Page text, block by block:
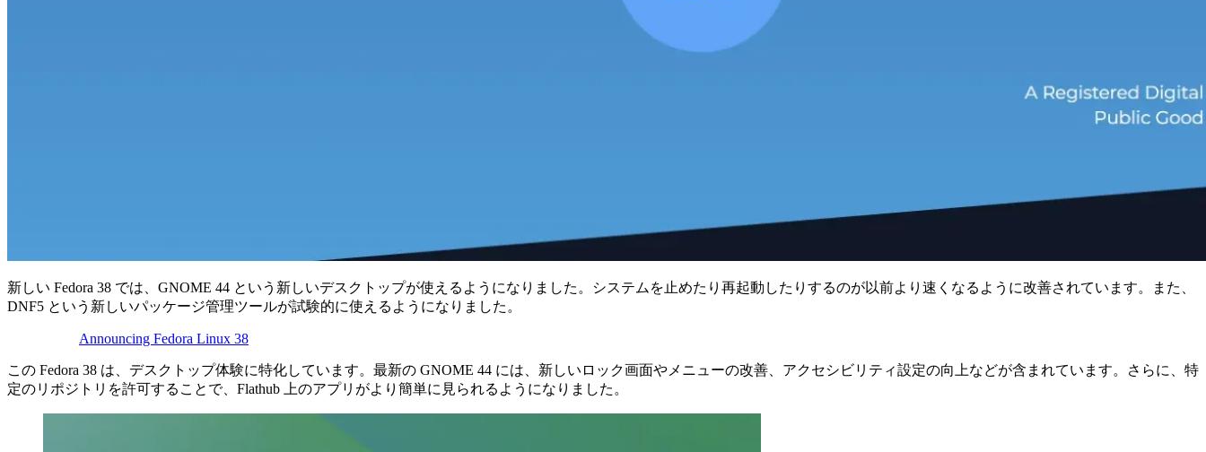
新しい Fedora 38 では、GNOME 44 という新しいデスクトップが使えるようになりました。システムを止めたり再起動したりするのが以前より速くなるように改善されています。また、
DNF5 という新しいパッケージ管理ツールが試験的に使えるようになりました。
Announcing Fedora Linux 38
この Fedora 38 は、デスクトップ体験に特化しています。最新の GNOME 44 には、新しいロック画面やメニューの改善、アクセシビリティ設定の向上などが含まれています。さらに、特
定のリポジトリを許可することで、Flathub 上のアプリがより簡単に見られるようになりました。